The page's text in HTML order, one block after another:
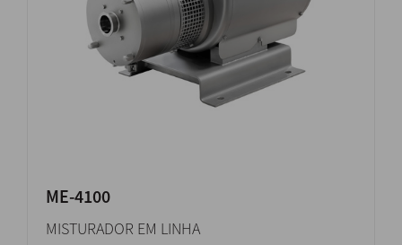
ME-4100
MISTURADOR EM LINHA